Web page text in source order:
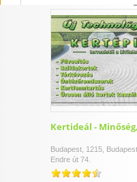
I want to allow
related to security,
functionality and
user protection.
CONFIRM
Data Deletion
Kertideál -
Budapest, 1215,
Endre út 74.